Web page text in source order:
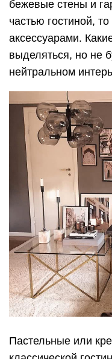
бежевые стены и
частью гостиной,
аксессуарами.
выделяться, но не
нейтральном
Пастельные или